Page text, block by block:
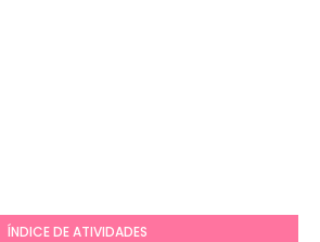
ÍNDICE DE ATIVIDADES